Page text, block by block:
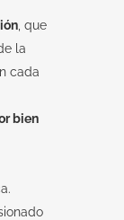
, que
la
cada
bien